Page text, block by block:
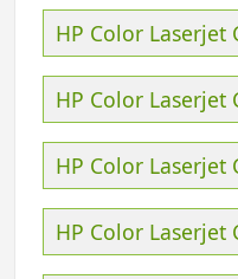
HP Color Laserjet
HP Color Laserjet
HP Color Laserjet
HP Color Laserjet